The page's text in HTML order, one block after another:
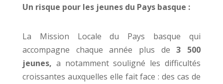
Un risque pour les jeunes du Pays basque :
La Mission Locale du Pays basque qui
accompagne chaque année plus de3 500
jeunes, a notamment souligné les difficultés
croissantes auxquelles elle fait face : des cas de